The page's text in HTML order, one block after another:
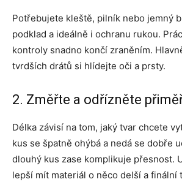
Potřebujete kleště, pilník nebo jemný
podklad a ideálně i ochranu rukou.
kontroly snadno končí zraněním.
tvrdších drátů si hlídejte oči a prsty.
2. Změřte a odřízněte
Délka závisí na tom, jaký tvar chcete
kus se špatně ohýbá a nedá se dobře
dlouhý kus zase komplikuje přesnost.
lepší mít materiál o něco delší a finální